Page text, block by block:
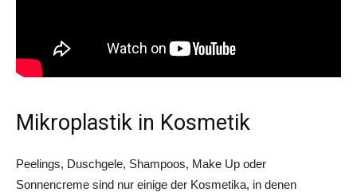
Mikroplastik in Kosmetik
Peelings, Duschgele, Shampoos, Make Up oder
Sonnencreme sind nur einige der Kosmetika, in denen